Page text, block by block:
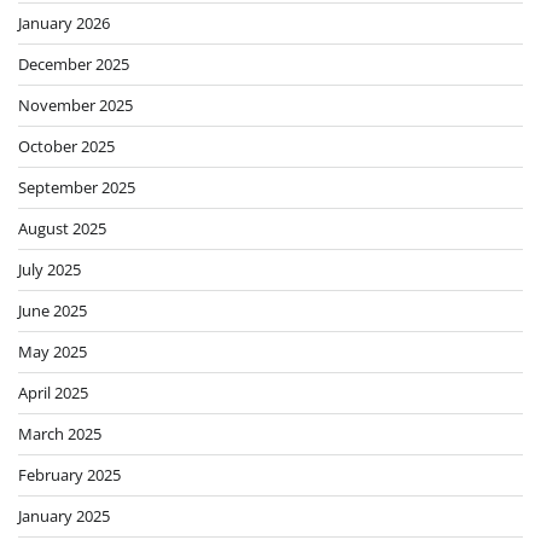
January 2026
December 2025
November 2025
October 2025
September 2025
August 2025
July 2025
June 2025
May 2025
April 2025
March 2025
February 2025
January 2025